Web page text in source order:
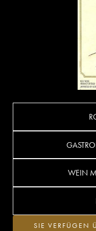
WEIN
SIE VERFÜGEN